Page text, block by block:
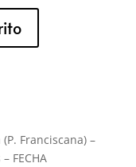
Franciscana) –
FECHA